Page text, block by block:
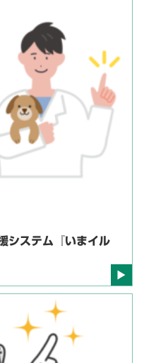
システム『いまイル